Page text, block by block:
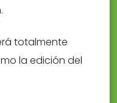
totalmente
la edición del